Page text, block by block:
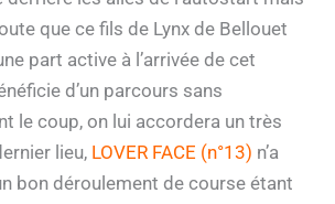
que ce fils de Lynx de Bellouet
part active à l’arrivée de cet
d’un parcours sans
le coup, on lui accordera un très
lieu, LOVER FACE (n°13) n’a
bon déroulement de course étant